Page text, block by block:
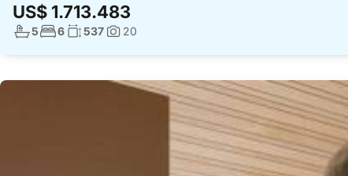
US$ 1.713.483
Aantal badkamers:
5Aantal slaapkamers:
6Woonoppervlakte:
537 Foto's:
20